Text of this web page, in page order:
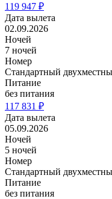
119 947 ₽
Дата вылета
02.09.2026
Ночей
7 ночей
Номер
Стандартный
Питание
без питания
117 831 ₽
Дата вылета
05.09.2026
Ночей
5 ночей
Номер
Стандартный
Питание
без питания